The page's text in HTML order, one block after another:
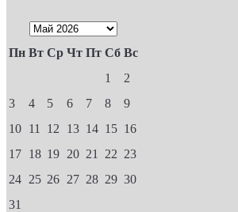
Пн Вт Ср Чт Пт Сб Вс
1
2
3
4 5 6 7 8
9
10 11 12 13 14 15 16
17 18 19 20 21 22 23
24 25 26 27 28 29 30
31